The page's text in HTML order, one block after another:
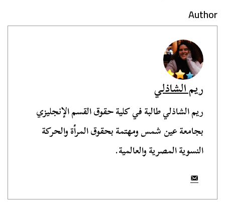
Author
ريم الشاذلي
ريم الشاذلي طالبة في كلية حقوق القسم الإنجليزي
بجامعة عين شمس ومهتمة بحقوق المرأة والحركة
النسوية المصرية والعالمية.